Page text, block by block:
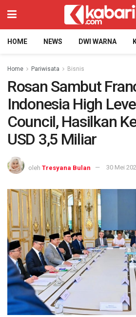
HOME NEWS DWI WARNA
Home Pariwisata Bisnis
Rosan Sambut
Indonesia High
Council, Hasilkan
USD 3,5 Miliar
oleh Tresyana Bulan 30 Mei